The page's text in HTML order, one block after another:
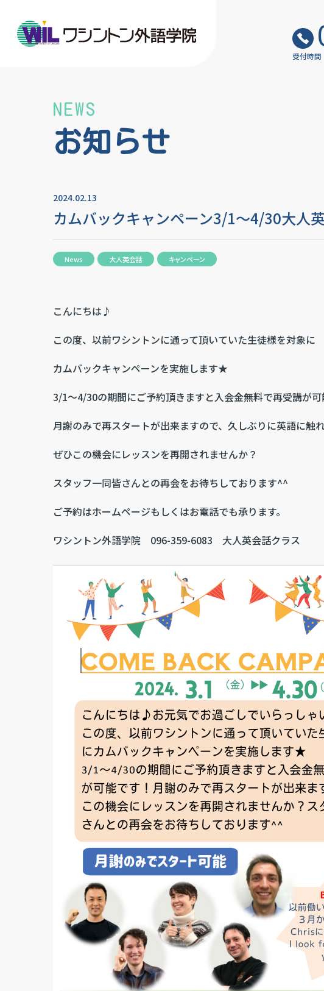
受付時間
お知らせ
NEWS
2024.02.13
カムバックキャンペーン3/1～4/30大人
News 大人英会話 キャンペーン
こんにちは♪
この度、以前ワシントンに通って頂いていた生徒様を対象に
カムバックキャンペーンを実施します★
3/1～4/30の期間にご予約頂きますと入会金無料で再受講が可
月謝のみで再スタートが出来ますので、久しぶりに英語に触
ぜひこの機会にレッスンを再開されませんか？
スタッフ一同皆さんとの再会をお待ちしております^^
ご予約はホームページもしくはお電話でも承ります。
ワシントン外語学院 096-359-6083 大人英会話クラス